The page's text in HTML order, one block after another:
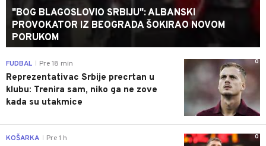
"BOG BLAGOSLOVIO SRBIJU": ALBANSKI
PROVOKATOR IZ BEOGRADA ŠOKIRAO NOVOM
PORUKOM
0
FUDBAL Pre 18 min
Reprezentativac Srbije precrtan u
klubu: Trenira sam, niko ga ne zove
kada su utakmice
0
KOŠARKA Pre 1 h